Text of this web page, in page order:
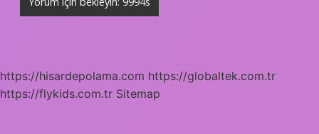
https://hisardepolama.com https://globaltek.com.tr
https://flykids.com.tr Sitemap